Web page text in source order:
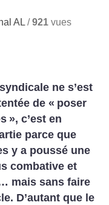
AL /921 vues
ne s’est
de « poser
», c’est en
parce que
y a poussé une
combative et
mais sans faire
D’autant que le